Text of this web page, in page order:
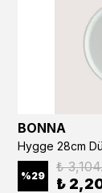
BONNA
Hygge 28cm
%29
₺
₺